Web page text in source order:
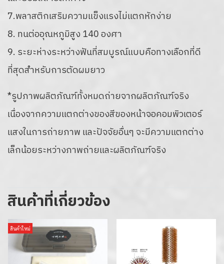
7.พลาสติกเสริมความแข็งแรงไม่แตกหักง่าย
8. ทนต่ออุณหภูมิสูง 140 องศา
9. ระยะห่างระหว่างฟันที่สมบูรณ์แบบคือทางเลือกที่ดี
ที่สุดสำหรับการตัดผมยาว
*รูปภาพผลิตภัณฑ์ทั้งหมดถ่ายจากผลิตภัณฑ์จริง
เนื่องจากความแตกต่างของสีของหน้าจอคอมพิวเตอร์
แสงในการถ่ายภาพ และปัจจัยอื่นๆ จะมีความแตกต่าง
เล็กน้อยระหว่างภาพถ่ายและผลิตภัณฑ์จริง
สินค้าที่เกี่ยวข้อง
สินค้าใหม่